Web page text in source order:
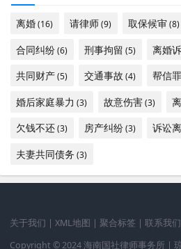
离婚(16) 请律师(9) 取保候审(8)
合同纠纷(6) 刑事拘留 (5) 离婚
共同财产(5) 交通事故 (4) 帮信罪
婚后家庭暴力 (3) 故意伤害(3)
欠钱不还(3) 房产纠纷(3) 诉讼
夫妻共同债务 (3)
关于我们 XML地图 聚合标签 联系我们
Copyright © 2024 海南国社律师事务所 |